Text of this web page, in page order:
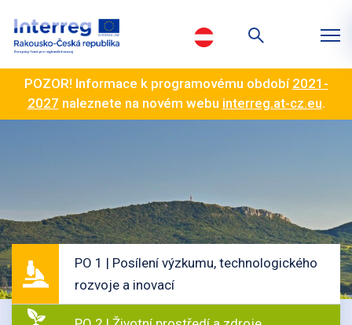
POZOR! Informace k programovému období 2021-
2027 naleznete na novém webu interreg.at-cz.eu.
PO 1 | Posílení výzkumu, technologického
rozvoje a inovací